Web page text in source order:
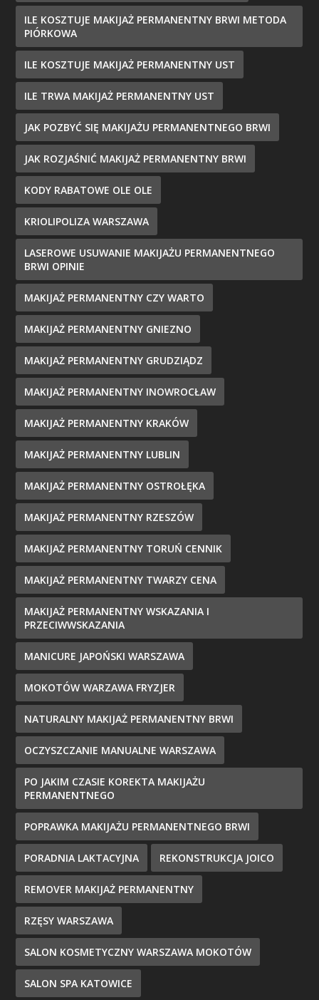
ILE KOSZTUJE MAKIJAŻ PERMANENTNY BRWI METODA
PIÓRKOWA
ILE KOSZTUJE MAKIJAŻ PERMANENTNY UST
ILE TRWA MAKIJAŻ PERMANENTNY UST
JAK POZBYĆ SIĘ MAKIJAŻU PERMANENTNEGO BRWI
JAK ROZJAŚNIĆ MAKIJAŻ PERMANENTNY BRWI
KODY RABATOWE OLE OLE
KRIOLIPOLIZA WARSZAWA
LASEROWE USUWANIE MAKIJAŻU PERMANENTNEGO
BRWI OPINIE
MAKIJAŻ PERMANENTNY CZY WARTO
MAKIJAŻ PERMANENTNY GNIEZNO
MAKIJAŻ PERMANENTNY GRUDZIĄDZ
MAKIJAŻ PERMANENTNY INOWROCŁAW
MAKIJAŻ PERMANENTNY KRAKÓW
MAKIJAŻ PERMANENTNY LUBLIN
MAKIJAŻ PERMANENTNY OSTROŁĘKA
MAKIJAŻ PERMANENTNY RZESZÓW
MAKIJAŻ PERMANENTNY TORUŃ CENNIK
MAKIJAŻ PERMANENTNY TWARZY CENA
MAKIJAŻ PERMANENTNY WSKAZANIA I
PRZECIWWSKAZANIA
MANICURE JAPOŃSKI WARSZAWA
MOKOTÓW WARZAWA FRYZJER
NATURALNY MAKIJAŻ PERMANENTNY BRWI
OCZYSZCZANIE MANUALNE WARSZAWA
PO JAKIM CZASIE KOREKTA MAKIJAŻU
PERMANENTNEGO
POPRAWKA MAKIJAŻU PERMANENTNEGO BRWI
PORADNIA LAKTACYJNA REKONSTRUKCJA JOICO
REMOVER MAKIJAŻ PERMANENTNY
RZĘSY WARSZAWA
SALON KOSMETYCZNY WARSZAWA MOKOTÓW
SALON SPA KATOWICE